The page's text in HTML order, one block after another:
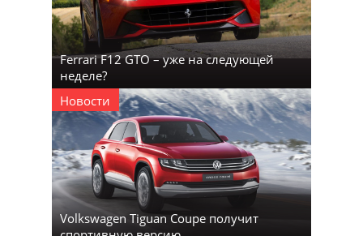
Ferrari F12 GTO – уже на следующей
неделе?
Новости
Volkswagen Tiguan Coupe получит